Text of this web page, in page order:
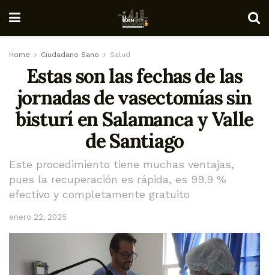
Home Ciudadano Sano Salud
Estas son las fechas de las
jornadas de vasectomías sin
bisturí en Salamanca y Valle
de Santiago
Este procedimiento tiene muchas ventajas,
pues la recuperación es rápida, es 99.9 %
efectivo y completamente gratuito
enero 22, 2025